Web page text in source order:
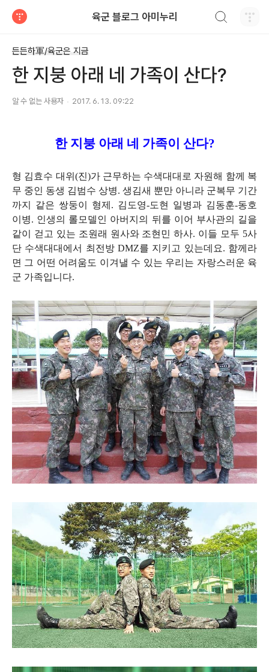
육군 블로그 아미누리
든든하軍/육군은 지금
한 지붕 아래 네 가족이 산다?
알 수 없는 사용자 2017. 6. 13. 09:22
한 지붕 아래 네 가족이 산다?
형 김효수 대위(진)가 근무하는 수색대대로 자원해 함께 복
무 중인 동생 김범수 상병. 생김새 뿐만 아니라 군복무 기간
까지 같은 쌍둥이 형제. 김도영-도현 일병과 김동훈-동호
이병. 인생의 롤모델인 아버지의 뒤를 이어 부사관의 길을
같이 걷고 있는 조원래 원사와 조현민 하사. 이들 모두 5사
단 수색대대에서 최전방 DMZ를 지키고 있는데요. 함께라
면 그 어떤 어려움도 이겨낼 수 있는 우리는 자랑스러운 육
군 가족입니다.